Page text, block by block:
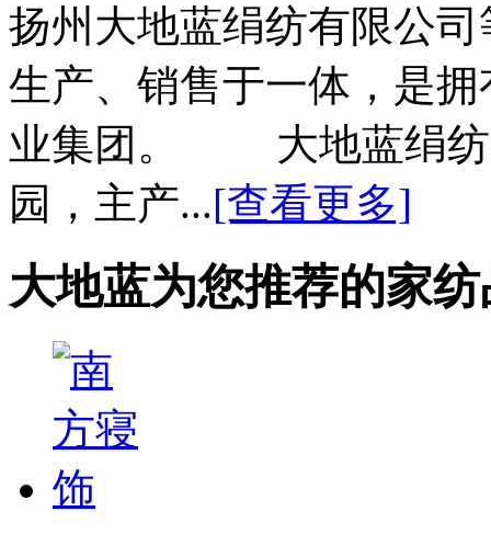
扬州大地蓝绢纺有限公
生产、销售于一体，是
业集团。 大地蓝绢纺
园，主产...[查看更多]
大地蓝为您推荐的家